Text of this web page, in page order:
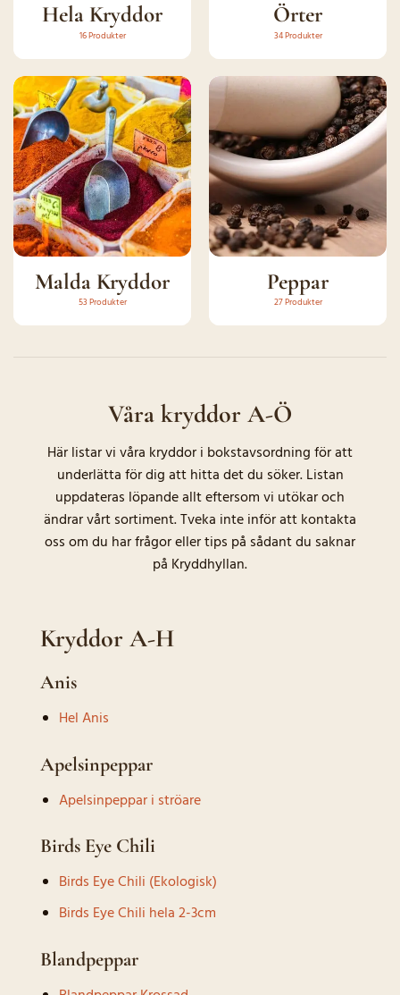
Hela Kryddor
16 Produkter
Örter
34 Produkter
Malda Kryddor
53 Produkter
Peppar
27 Produkter
Våra kryddor A-Ö
Här listar vi våra kryddor i bokstavsordning för att
underlätta för dig att hitta det du söker. Listan
uppdateras löpande allt eftersom vi utökar och
ändrar vårt sortiment. Tveka inte inför att kontakta
oss om du har frågor eller tips på sådant du saknar
på Kryddhyllan.
Kryddor A-H
Anis
Hel Anis
Apelsinpeppar
Apelsinpeppar i ströare
Birds Eye Chili
Birds Eye Chili (Ekologisk)
Birds Eye Chili hela 2-3cm
Blandpeppar